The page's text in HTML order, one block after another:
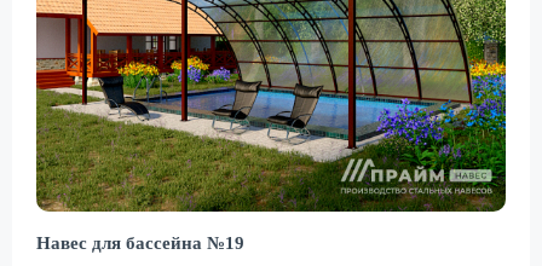
Навес для бассейна №19